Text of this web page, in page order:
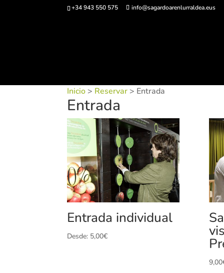
+34 943 550 575 info@sagardoarenlurraldea.eus
Inicio> Reservar> Entrada
Entrada
Entrada individual
Desde: 5,00€
9,00